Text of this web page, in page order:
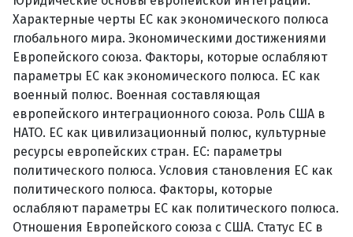
Характерные черты ЕС как экономического полюса
глобального мира. Экономическими достижениями
Европейского союза. Факторы, которые ослабляют
параметры ЕС как экономического полюса. ЕС как
военный полюс. Военная составляющая
европейского интеграционного союза. Роль США в
НАТО. ЕС как цивилизационный полюс, культурные
ресурсы европейских стран. ЕС: параметры
политического полюса. Условия становления ЕС как
политического полюса. Факторы, которые
ослабляют параметры ЕС как политического полюса.
Отношения Европейского союза с США. Статус ЕС в